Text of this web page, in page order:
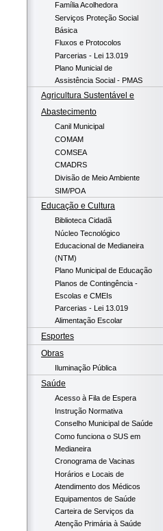
Família Acolhedora
Serviços Proteção Social
Básica
Fluxos e Protocolos
Parcerias - Lei 13.019
Plano Municial de
Assistência Social - PMAS
Agricultura Sustentável e
Abastecimento
Canil Municipal
COMAM
COMSEA
CMADRS
Divisão de Meio Ambiente
SIM/POA
Educação e Cultura
Biblioteca Cidadã
Núcleo Tecnológico
Educacional de Medianeira
(NTM)
Plano Municipal de Educação
Planos de Contingência -
Escolas e CMEIs
Parcerias - Lei 13.019
Alimentação Escolar
Esportes
Obras
Iluminação Pública
Saúde
Acesso à Fila de Espera
Instrução Normativa
Conselho Municipal de Saúde
Como funciona o SUS em
Medianeira
Cronograma de Vacinas
Horários e Locais de
Atendimento dos Médicos
Equipamentos de Saúde
Carteira de Serviços da
Atenção Primária à Saúde